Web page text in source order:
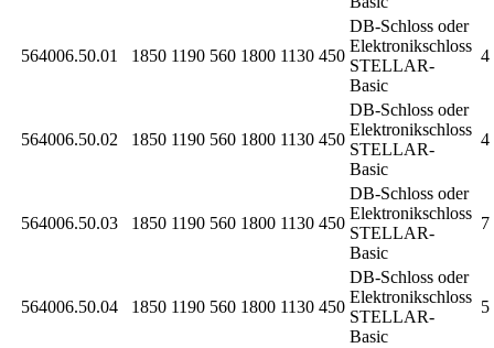
564006.50.01 1850 1190 560 1800 1130 450
DB-Schloss oder
Elektronikschloss
STELLAR-
Basic
4
564006.50.02 1850 1190 560 1800 1130 450
DB-Schloss oder
Elektronikschloss
STELLAR-
Basic
4
564006.50.03 1850 1190 560 1800 1130 450
DB-Schloss oder
Elektronikschloss
STELLAR-
Basic
7
564006.50.04 1850 1190 560 1800 1130 450
DB-Schloss oder
Elektronikschloss
STELLAR-
Basic
5